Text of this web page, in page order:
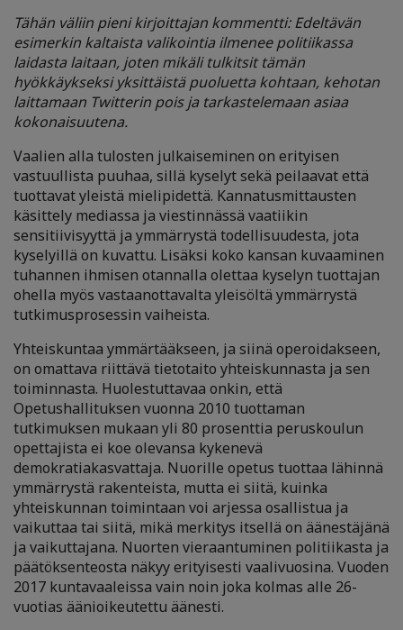
Tähän väliin pieni kirjoittajan kommentti: Edeltävän
esimerkin kaltaista valikointia ilmenee politiikassa
laidasta laitaan, joten mikäli tulkitsit tämän
hyökkäykseksi yksittäistä puoluetta kohtaan, kehotan
laittamaan Twitterin pois ja tarkastelemaan asiaa
kokonaisuutena.
Vaalien alla tulosten julkaiseminen on erityisen
vastuullista puuhaa, sillä kyselyt sekä peilaavat että
tuottavat yleistä mielipidettä. Kannatusmittausten
käsittely mediassa ja viestinnässä vaatiikin
sensitiivisyyttä ja ymmärrystä todellisuudesta, jota
kyselyillä on kuvattu. Lisäksi koko kansan kuvaaminen
tuhannen ihmisen otannalla olettaa kyselyn tuottajan
ohella myös vastaanottavalta yleisöltä ymmärrystä
tutkimusprosessin vaiheista.
Yhteiskuntaa ymmärtääkseen, ja siinä operoidakseen,
on omattava riittävä tietotaito yhteiskunnasta ja sen
toiminnasta. Huolestuttavaa onkin, että
Opetushallituksen vuonna 2010 tuottaman
tutkimuksen mukaan yli 80 prosenttia peruskoulun
opettajista ei koe olevansa kykenevä
demokratiakasvattaja. Nuorille opetus tuottaa lähinnä
ymmärrystä rakenteista, mutta ei siitä, kuinka
yhteiskunnan toimintaan voi arjessa osallistua ja
vaikuttaa tai siitä, mikä merkitys itsellä on äänestäjänä
ja vaikuttajana. Nuorten vieraantuminen politiikasta ja
päätöksenteosta näkyy erityisesti vaalivuosina. Vuoden
2017 kuntavaaleissa vain noin joka kolmas alle 26-
vuotias äänioikeutettu äänesti.